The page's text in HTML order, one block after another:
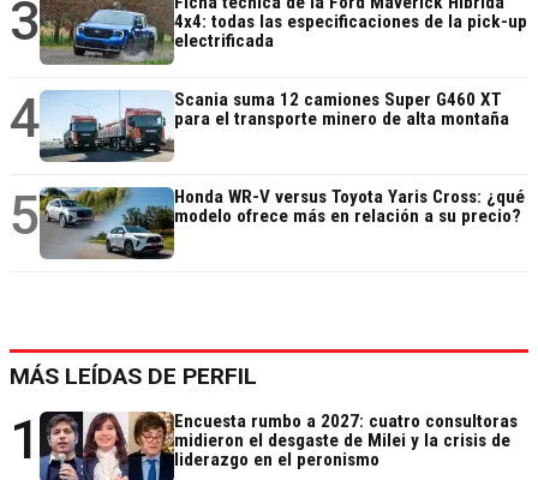
3
4x4: todas las especificaciones de la pick-up
electrificada
4
Scania suma 12 camiones Super G460 XT
para el transporte minero de alta montaña
5
Honda WR-V versus Toyota Yaris Cross: ¿qué
modelo ofrece más en relación a su precio?
MÁS LEÍDAS DE PERFIL
1
Encuesta rumbo a 2027: cuatro consultoras
midieron el desgaste de Milei y la crisis de
liderazgo en el peronismo